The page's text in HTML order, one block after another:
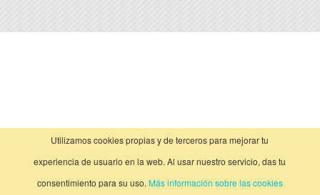
No hay actividades
Utilizamos cookies propias y de terceros para mejorar tu
experiencia de usuario en la web. Al usar nuestro servicio, das tu
consentimiento para su uso. Más información sobre las cookies